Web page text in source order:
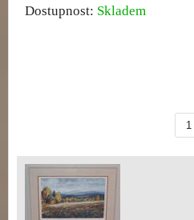
Dostupnost: Skladem